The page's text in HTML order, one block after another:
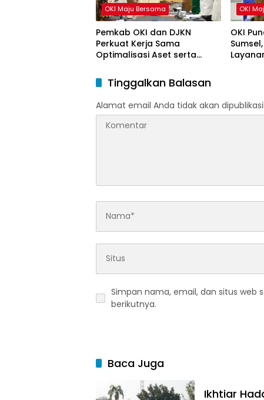
OKI Maju Bersama
Pemkab OKI dan DJKN
Perkuat Kerja Sama
Optimalisasi Aset serta
OKI
OKI
Tinggalkan Balasan
Alamat email Anda tidak akan
Simpan nama, email, dan situs web
berikutnya.
Baca Juga
Ikhtiar